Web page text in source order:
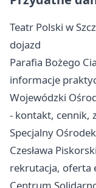
Teatr Polski w
dojazd
Parafia Bożego
informacje
Wojewódzki
- kontakt, cennik,
Specjalny
Czesława
rekrutacja, oferta